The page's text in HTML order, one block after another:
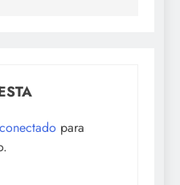
conectado para